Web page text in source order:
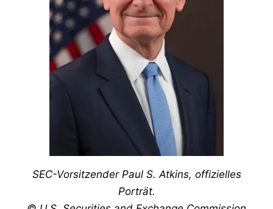
SEC-Vorsitzender Paul S. Atkins, offizielles
Porträt.